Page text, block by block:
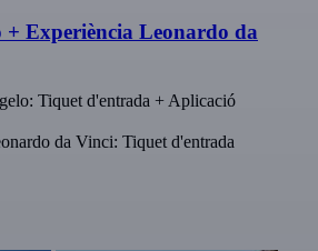
+ Experiència Leonardo da
Tiquet d'entrada + Aplicació
da Vinci: Tiquet d'entrada